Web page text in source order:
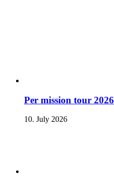
Per mission tour 2026
10. July 2026